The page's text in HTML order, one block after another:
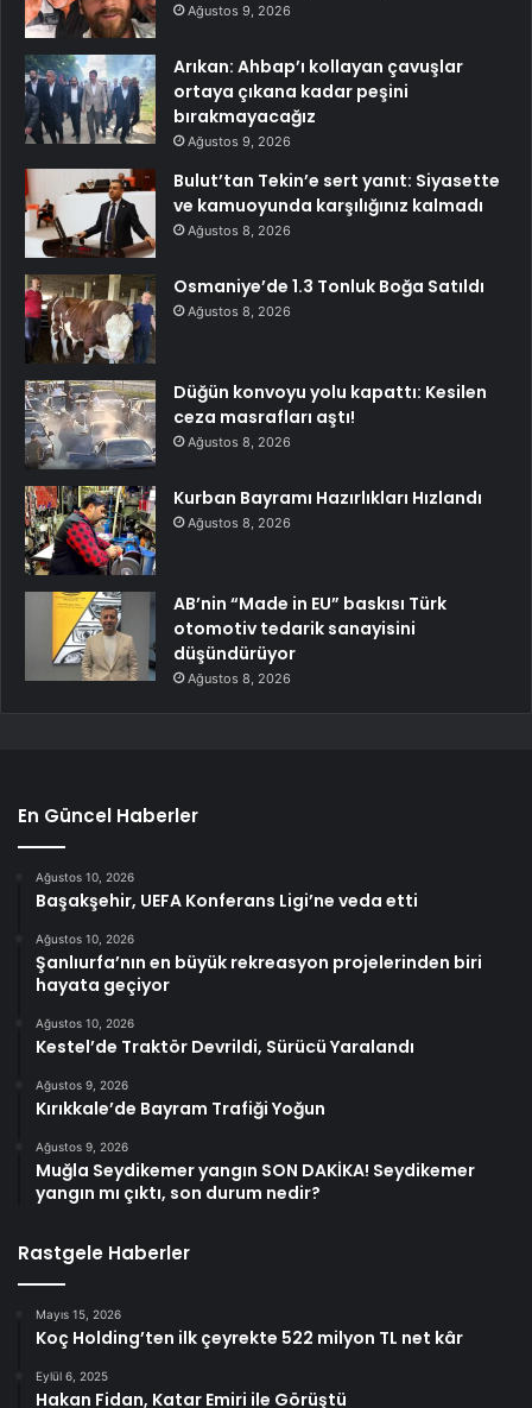
Ağustos 9, 2026
Arıkan: Ahbap’ı kollayan çavuşlar
ortaya çıkana kadar peşini
bırakmayacağız
Ağustos 9, 2026
Bulut’tan Tekin’e sert yanıt: Siyasette
ve kamuoyunda karşılığınız kalmadı
Ağustos 8, 2026
Osmaniye’de 1.3 Tonluk Boğa Satıldı
Ağustos 8, 2026
Düğün konvoyu yolu kapattı: Kesilen
ceza masrafları aştı!
Ağustos 8, 2026
Kurban Bayramı Hazırlıkları Hızlandı
Ağustos 8, 2026
AB’nin “Made in EU” baskısı Türk
otomotiv tedarik sanayisini
düşündürüyor
Ağustos 8, 2026
En Güncel Haberler
Ağustos 10, 2026
Başakşehir, UEFA Konferans Ligi’ne veda etti
Ağustos 10, 2026
Şanlıurfa’nın en büyük rekreasyon projelerinden biri
hayata geçiyor
Ağustos 10, 2026
Kestel’de Traktör Devrildi, Sürücü Yaralandı
Ağustos 9, 2026
Kırıkkale’de Bayram Trafiği Yoğun
Ağustos 9, 2026
Muğla Seydikemer yangın SON DAKİKA! Seydikemer
yangın mı çıktı, son durum nedir?
Rastgele Haberler
Mayıs 15, 2026
Koç Holding’ten ilk çeyrekte 522 milyon TL net kâr
Eylül 6, 2025
Hakan Fidan, Katar Emiri ile Görüştü